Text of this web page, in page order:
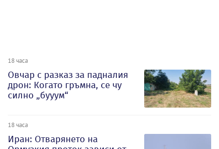
18 часа
Овчар с разказ за падналия
дрон: Когато гръмна, се чу
силно „бууум“
18 часа
Иран: Отварянето на